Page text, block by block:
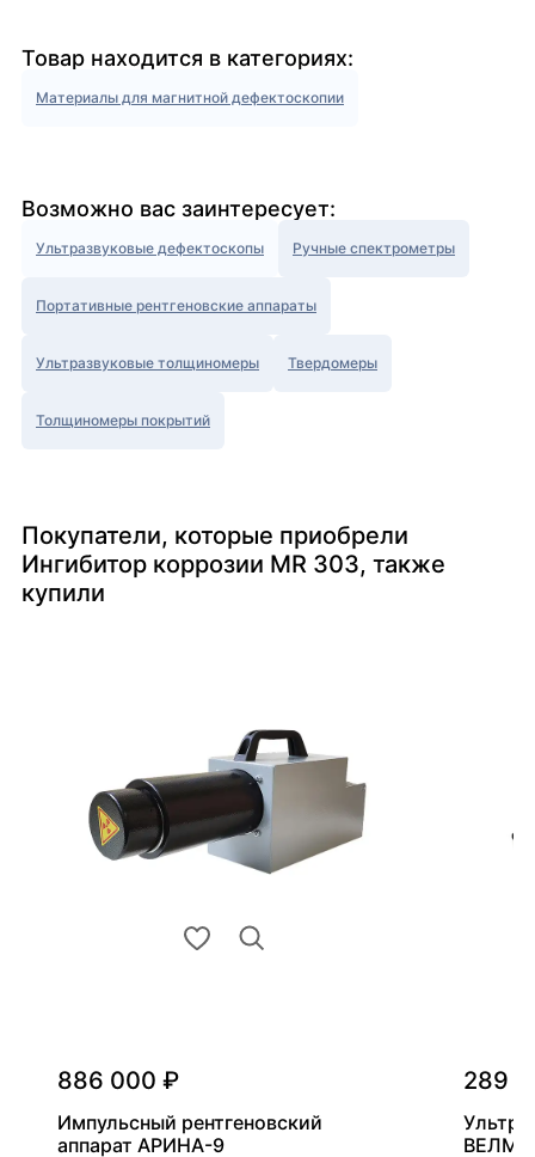
Товар находится в категориях:
Материалы для магнитной дефектоскопии
Возможно вас заинтересует:
Ультразвуковые дефектоскопы Ручные спектрометры
Портативные рентгеновские аппараты
Ультразвуковые толщиномеры Твердомеры
Толщиномеры покрытий
Покупатели, которые приобрели
Ингибитор коррозии MR 303, также
купили
886 000 ₽
Импульсный рентгеновский
аппарат АРИНА-9
289